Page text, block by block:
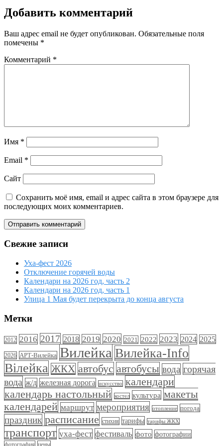
Добавить комментарий
Ваш адрес email не будет опубликован. Обязательные поля
помечены *
Комментарий *
Имя *
Email *
Сайт
Сохранить моё имя, email и адрес сайта в этом браузере для
последующих моих комментариев.
Свежие записи
Уха-фест 2026
Отключение горячей воды
Календари на 2026 год, часть 2
Календари на 2026 год, часть 1
Улица 1 Мая будет перекрыта до конца августа
Метки
2012 2016 2017 2018 2019 2020 2021 2022 2023 2024 2025
2026 АРТ-Вилейка Вилейка Вилейка-Info
Вілейка ЖКХ автобус автобусы вода горячая
вода ж/д железная дорога искусство
календари
календарь настольный
костел культура макеты
календарей маршрут мероприятия отопление погода
праздник расписание стихия тарифы тарифы ЖКХ
транспорт уха-фест фестиваль фото фотографии
фотография цены